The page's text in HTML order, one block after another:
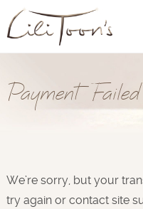
Payment Failed
We’re sorry, but your
try again or contact site